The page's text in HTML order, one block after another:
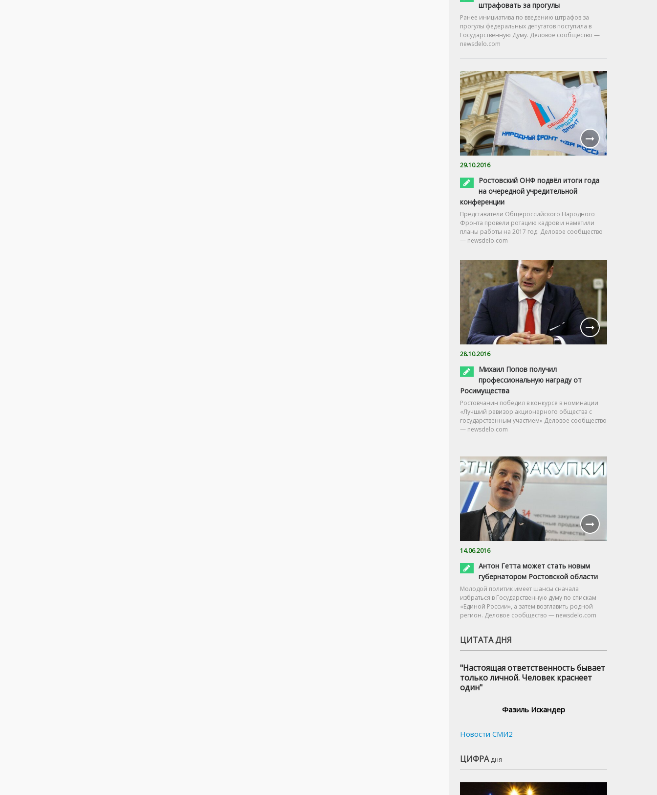
штрафовать за прогулы
Ранее инициатива по введению штрафов за
прогулы федеральных депутатов поступила в
Государственную Думу. Деловое сообщество —
newsdelo.com
29.10.2016
Ростовский ОНФ подвёл итоги года
на очередной учредительной
конференции
Представители Общероссийского Народного
Фронта провели ротацию кадров и наметили
планы работы на 2017 год. Деловое сообщество
— newsdelo.com
28.10.2016
Михаил Попов получил
профессиональную награду от
Росимущества
Ростовчанин победил в конкурсе в номинации
«Лучший ревизор акционерного общества с
государственным участием» Деловое сообщество
— newsdelo.com
14.06.2016
Антон Гетта может стать новым
губернатором Ростовской области
Молодой политик имеет шансы сначала
избраться в Государственную думу по спискам
«Единой России», а затем возглавить родной
регион. Деловое сообщество — newsdelo.com
ЦИТАТА ДНЯ
"Настоящая ответственность бывает
только личной. Человек краснеет
один"
Фазиль Искандер
Новости СМИ2
ЦИФРА дня